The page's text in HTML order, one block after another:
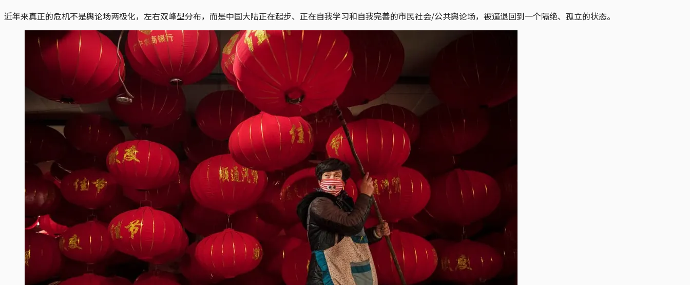
近年来真正的危机不是舆论场两极化，左右双峰型分布，而是中国大陆正在起步、正在自我学习和自我完善的市民社会/公共舆论场，被逼退回到一个隔绝、孤立的状态。